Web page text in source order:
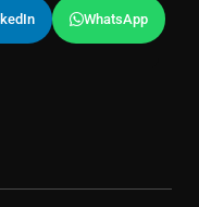
WhatsApp